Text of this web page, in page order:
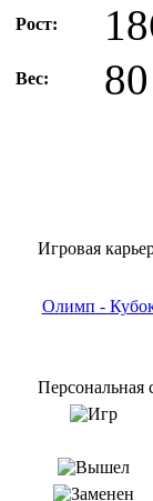
Рост:
Вес:
Игровая
Олимп -
Персональная